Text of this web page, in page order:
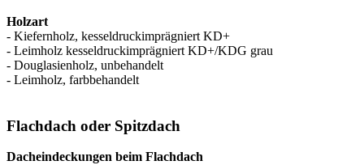
Holzart
- Kiefernholz, kesseldruckimprägniert KD+
- Leimholz kesseldruckimprägniert KD+/KDG grau
- Douglasienholz, unbehandelt
- Leimholz, farbbehandelt
Flachdach oder Spitzdach
Dacheindeckungen beim Flachdach